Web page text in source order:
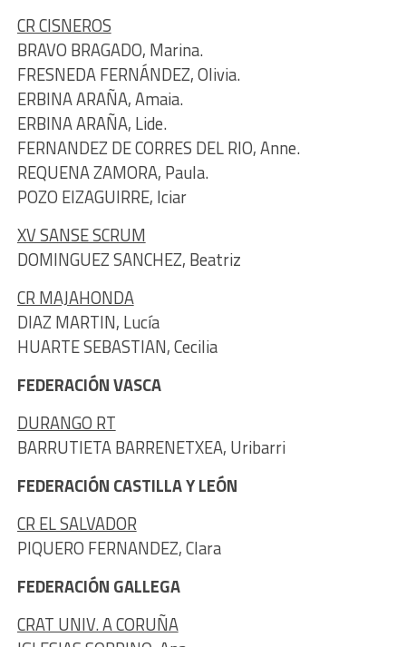
CR CISNEROS
BRAVO BRAGADO, Marina.
FRESNEDA FERNÁNDEZ, Olivia.
ERBINA ARAÑA, Amaia.
ERBINA ARAÑA, Lide.
FERNANDEZ DE CORRES DEL RIO, Anne.
REQUENA ZAMORA, Paula.
POZO EIZAGUIRRE, Iciar
XV SANSE SCRUM
DOMINGUEZ SANCHEZ, Beatriz
CR MAJAHONDA
DIAZ MARTIN, Lucía
HUARTE SEBASTIAN, Cecilia
FEDERACIÓN VASCA
DURANGO RT
BARRUTIETA BARRENETXEA, Uribarri
FEDERACIÓN CASTILLA Y LEÓN
CR EL SALVADOR
PIQUERO FERNANDEZ, Clara
FEDERACIÓN GALLEGA
CRAT UNIV. A CORUÑA